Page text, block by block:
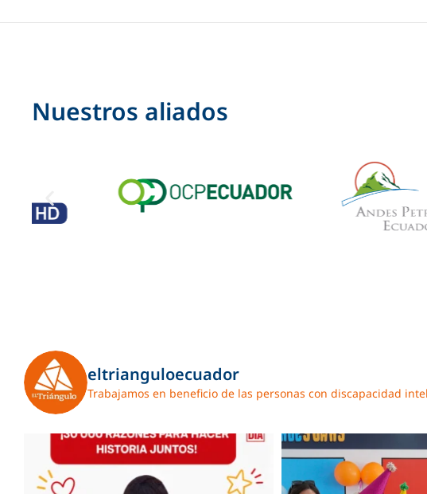
Nuestros aliados
eltrianguloecuador
Trabajamos en beneficio de las personas con discapacidad